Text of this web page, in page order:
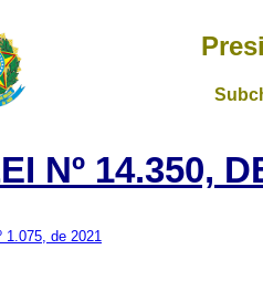
Nº 14.350,
1.075, de 2021